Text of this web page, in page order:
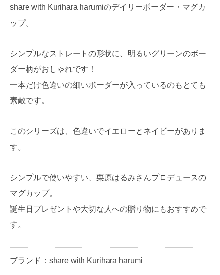
share with Kurihara harumiのデイリーボーダー・マグカ
ップ。
シンプルなストレートの形状に、明るいグリーンのボー
ダー柄がおしゃれです！
一本だけ色違いの細いボーダーが入っているのもとても
素敵です。
このシリーズは、色違いでイエローとネイビーがありま
す。
シンプルで使いやすい、栗原はるみさんプロデュースの
マグカップ。
誕生日プレゼントや大切な人への贈り物にもおすすめで
す。
ブランド：share with Kurihara harumi